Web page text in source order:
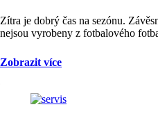
Zítra je dobrý čas na sezónu.
nejsou vyrobeny z fotbalového
Zobrazit více